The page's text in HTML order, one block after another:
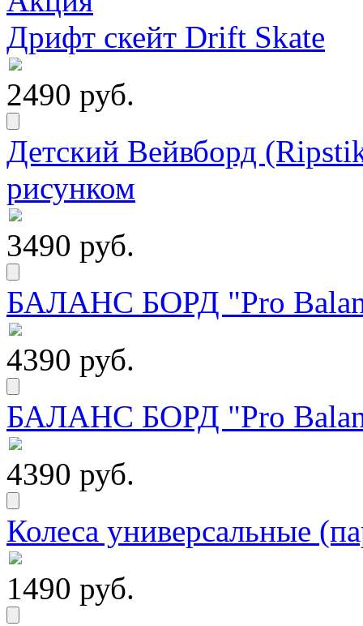
Дрифт скейт Drift Skate
2490 руб.
Детский Вейвборд
рисунком
3490 руб.
БАЛАНС БОРД "Pro
4390 руб.
БАЛАНС БОРД "Pro
4390 руб.
Колеса универсальные
1490 руб.